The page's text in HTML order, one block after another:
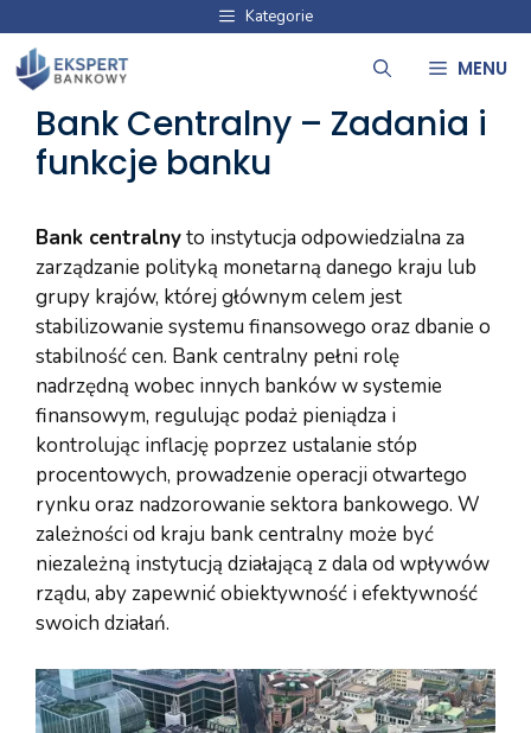
treści
Kategorie
MENU
Bank Centralny – Zadania i
funkcje banku
Bank centralnyto instytucja odpowiedzialna za
zarządzanie polityką monetarną danego kraju lub
grupy krajów, której głównym celem jest
stabilizowanie systemu finansowego oraz dbanie o
stabilność cen. Bank centralny pełni rolę
nadrzędną wobec innych banków w systemie
finansowym, regulując podaż pieniądza i
kontrolując inflację poprzez ustalanie stóp
procentowych, prowadzenie operacji otwartego
rynku oraz nadzorowanie sektora bankowego. W
zależności od kraju bank centralny może być
niezależną instytucją działającą z dala od wpływów
rządu, aby zapewnić obiektywność i efektywność
swoich działań.